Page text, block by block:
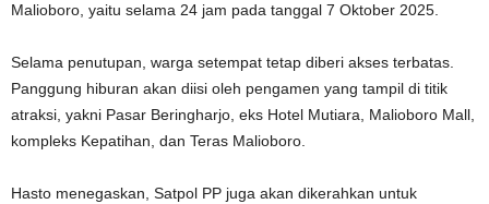
Malioboro, yaitu selama 24 jam pada tanggal 7 Oktober 2025.
Selama penutupan, warga setempat tetap diberi akses terbatas.
Panggung hiburan akan diisi oleh pengamen yang tampil di titik
atraksi, yakni Pasar Beringharjo, eks Hotel Mutiara, Malioboro Mall,
kompleks Kepatihan, dan Teras Malioboro.
Hasto menegaskan, Satpol PP juga akan dikerahkan untuk